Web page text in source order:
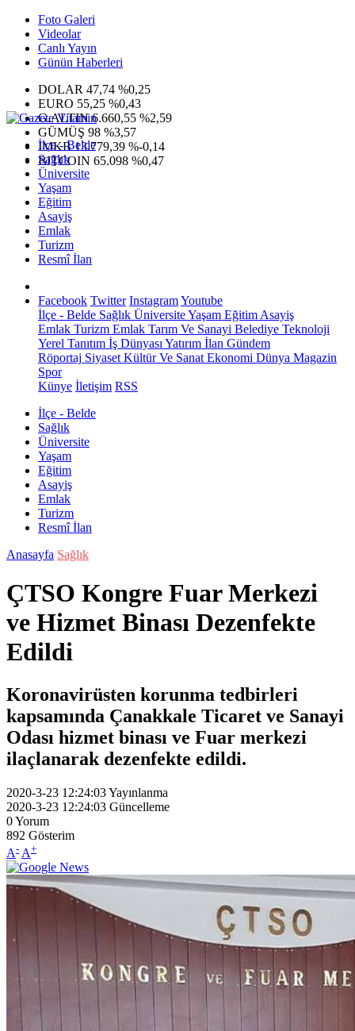
Foto Galeri
Videolar
Canlı Yayın
Günün Haberleri
DOLAR 47,74 %0,25
EURO 55,25 %0,43
G.ALTIN6.660,55 %2,59
GÜMÜŞ 98 %3,57
IMKB13.779,39 %-0,14
BITCOIN 65.098 %0,47
İlçe - Belde
Sağlık
Üniversite
Yaşam
Eğitim
Asayiş
Emlak
Turizm
Resmî İlan
Facebook Twitter InstagramYoutube
İlçe - Belde Sağlık ÜniversiteYaşam Eğitim Asayiş
Emlak Turizm Emlak Tarım Ve Sanayi Belediye Teknoloji
Yerel Tanıtım İş Dünyası Yatırım İlan Gündem
Röportaj Siyaset Kültür Ve Sanat Ekonomi Dünya Magazin
Spor
Künye İletişim RSS
İlçe - Belde
Sağlık
Üniversite
Yaşam
Eğitim
Asayiş
Emlak
Turizm
Resmî İlan
Anasayfa Sağlık
ÇTSO Kongre Fuar Merkezi
ve Hizmet Binası Dezenfekte
Edildi
Koronavirüsten korunma tedbirleri
kapsamında Çanakkale Ticaret ve Sanayi
Odası hizmet binası ve Fuar merkezi
ilaçlanarak dezenfekte edildi.
2020-3-23 12:24:03Yayınlanma
2020-3-23 12:24:03 Güncelleme
0Yorum
892 Gösterim
A- A+